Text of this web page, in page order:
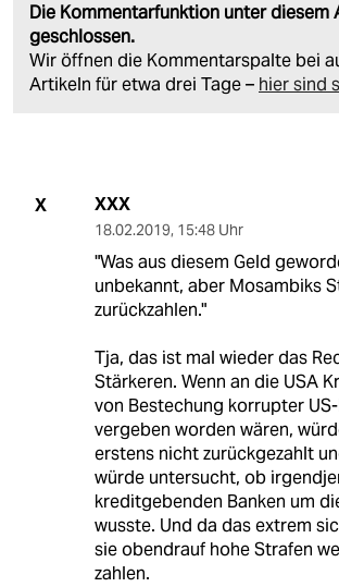
Die Kommentarfunktion unter diesem
geschlossen.
Wir öffnen die Kommentarspalte bei
Artikeln für etwa drei Tage – hier sind
X XXX
18.02.2019, 15:48 Uhr
"Was aus diesem Geld
unbekannt, aber Mosambiks
zurückzahlen."
Tja, das ist mal wieder das
Stärkeren. Wenn an die USA
von Bestechung korrupter
vergeben worden wären,
erstens nicht zurückgezahlt
würde untersucht, ob
kreditgebenden Banken um
wusste. Und da das extrem
sie obendrauf hohe Strafen
zahlen.